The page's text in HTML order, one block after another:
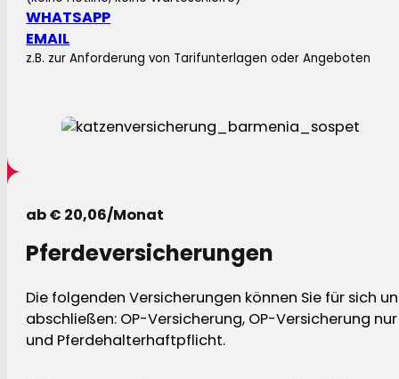
WHATSAPP
EMAIL
z.B. zur Anforderung von Tarifunterlagen oder Angeboten
ab € 20,06/Monat
Pferdeversicherungen
Die folgenden Versicherungen können Sie für sich
abschließen: OP-Versicherung, OP-Versicherung
und Pferdehalterhaftpflicht.